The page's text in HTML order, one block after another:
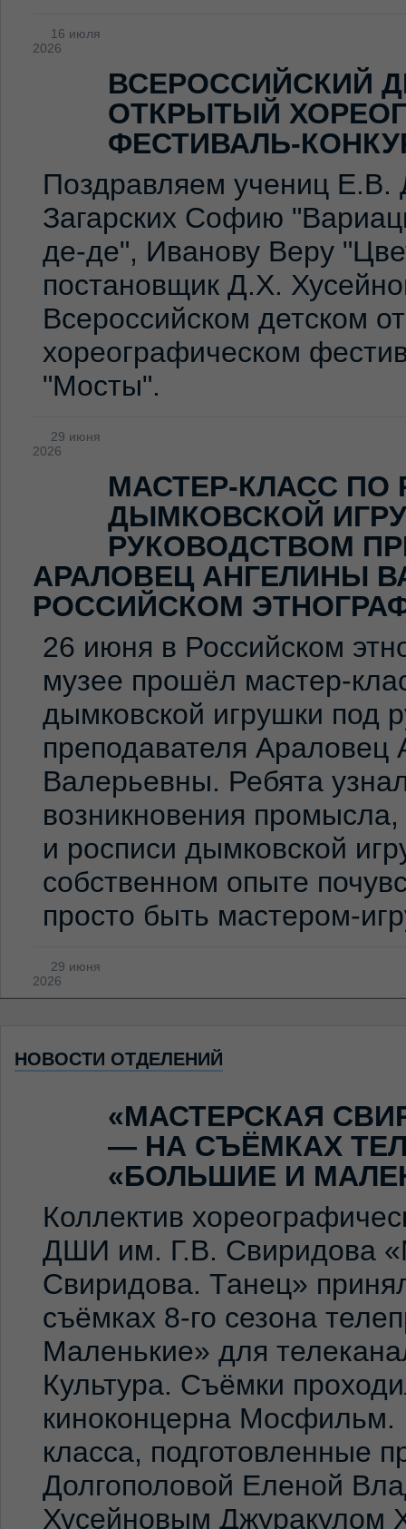
16 июля
2026
ВСЕРОССИЙСКИЙ
ОТКРЫТЫЙ
ФЕСТИВАЛЬ-
Поздравляем учениц Е.В.
Загарских Софию
де-де", Иванову Веру
постановщик Д.Х.
Всероссийском детском
хореографическом
"Мосты".
29 июня
2026
МАСТЕР-КЛАСС ПО
ДЫМКОВСКОЙ
РУКОВОДСТВОМ
АРАЛОВЕЦ АНГЕЛИНЫ
РОССИЙСКОМ
26 июня в Российском
музее прошёл мастер-
дымковской игрушки под
преподавателя Араловец
Валерьевны. Ребята
возникновения
и росписи дымковской
собственном опыте
просто быть мастером-
29 июня
2026
НОВОСТИ ОТДЕЛЕНИЙ
«МАСТЕРСКАЯ
— НА СЪЁМКАХ
«БОЛЬШИЕ И
Коллектив
ДШИ им. Г.В. Свиридова
Свиридова. Танец»
съёмках 8-го сезона
Маленькие» для
Культура. Съёмки
киноконцерна Мосфильм.
класса, подготовленные
Долгополовой Еленой
Хусейновым Джуракулом